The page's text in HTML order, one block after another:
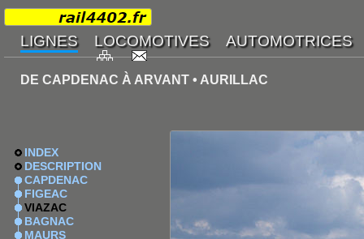
DE CAPDENAC À ARVANT • AURILLAC
INDEX
DESCRIPTION
CAPDENAC
FIGEAC
VIAZAC
BAGNAC
MAURS